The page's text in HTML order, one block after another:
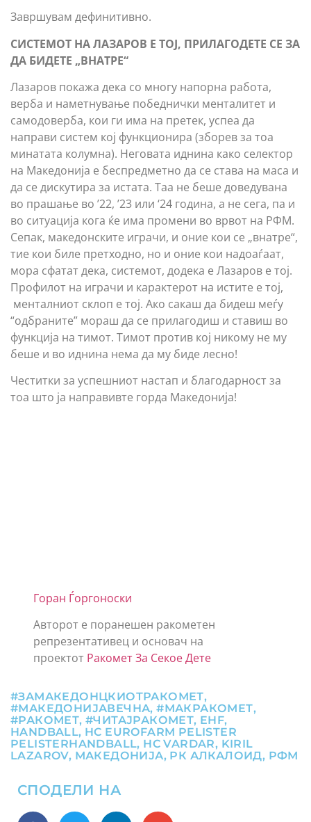
Завршувам дефинитивно.
СИСТЕМОТ НА ЛАЗАРОВ Е ТОЈ, ПРИЛАГОДЕТЕ СЕ ЗА
ДА БИДЕТЕ „ВНАТРЕ“
Лазаров покажа дека со многу напорна работа,
верба и наметнување победнички менталитет и
самодоверба, кои ги има на претек, успеа да
направи систем кој функционира (зборев за тоа
минатата колумна). Неговата иднина како селектор
на Македонија е беспредметно да се става на маса и
да се дискутира за истата. Таа не беше доведувана
во прашање во ’22, ’23 или ‘24 година, а не сега, па и
во ситуација кога ќе има промени во врвот на РФМ.
Сепак, македонските играчи, и оние кои се „внатре“,
тие кои биле претходно, но и оние кои надоаѓаат,
мора сфатат дека, системот, додека е Лазаров е тој.
Профилот на играчи и карактерот на истите е тој,
менталниот склоп е тој. Ако сакаш да бидеш меѓу
“одбраните” мораш да се прилагодиш и ставиш во
функција на тимот. Тимот против кој никому не му
беше и во иднина нема да му биде лесно!
Честитки за успешниот настап и благодарност за
тоа што ја направивте горда Македонија!
Горан Ѓоргоноски
Авторот е поранешен ракометен
репрезентативец и основач на
проектот Ракомет За Секое Дете
#ЗАМАКЕДОНЦКИОТРАКОМЕТ,
#МАКЕДОНИЈАВЕЧНА,#МАКРАКОМЕТ,
#РАКОМЕТ,#ЧИТАЈРАКОМЕТ, EHF,
HANDBALL, HC EUROFARM PELISTER
PELISTERHANDBALL, HC VARDAR, KIRIL
LAZAROV, МАКЕДОНИЈА, РК АЛКАЛОИД, РФМ
СПОДЕЛИ НА